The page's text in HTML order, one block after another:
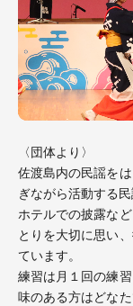
〈団体より〉
佐渡島内の民謡を
ぎながら活動する民
ホテルでの披露な
とりを大切に思い
ています。
練習は月１回の練
味のある方はどな